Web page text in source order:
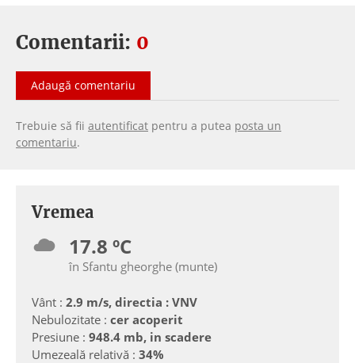
Comentarii: 0
Adaugă comentariu
Trebuie să fii autentificat pentru a putea posta un
comentariu.
Vremea
17.8 ºC
în Sfantu gheorghe (munte)
Vânt : 2.9 m/s, directia : VNV
Nebulozitate : cer acoperit
Presiune : 948.4 mb, in scadere
Umezeală relativă : 34%